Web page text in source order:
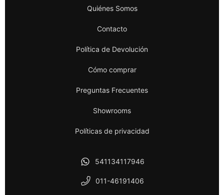
Quiénes Somos
Contacto
Política de Devolución
Cómo comprar
Preguntas Frecuentes
Showrooms
Políticas de privacidad
541134117946
011-46191406